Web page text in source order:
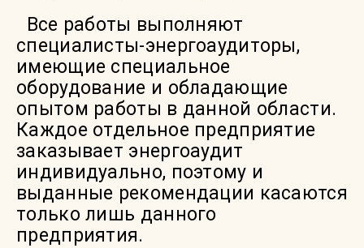
Все работы выполняют
специалисты-энергоаудиторы,
имеющие специальное
оборудование и обладающие
опытом работы в данной области.
Каждое отдельное предприятие
заказывает энергоаудит
индивидуально, поэтому и
выданные рекомендации касаются
только лишь данного
предприятия.